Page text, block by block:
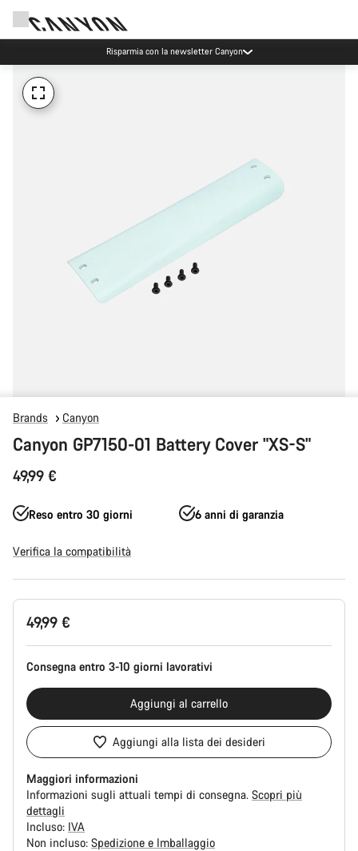
Risparmia con la newsletter Canyon
Brands Canyon
Canyon GP7150-01 Battery Cover "XS-S"
49,99 €
Reso entro 30 giorni 6 anni di garanzia
Verifica la compatibilità
Configurazione
del49,99 €
Consegna entro 3-10 giorni lavorativi
Aggiungi al carrello
Aggiungi alla lista dei desideri
Maggiori informazioni
Informazioni sugli attuali tempi di consegna. Scopri più
dettagli
Incluso: IVA
Non incluso: Spedizione e Imballaggio